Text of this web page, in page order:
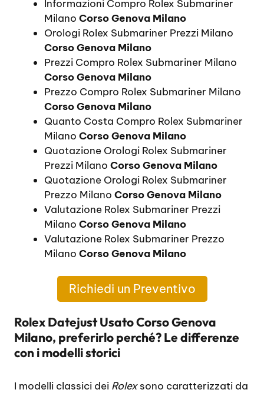
Informazioni Compro Rolex Submariner
Milano Corso Genova Milano
Orologi Rolex Submariner Prezzi Milano
Corso Genova Milano
Prezzi Compro Rolex Submariner Milano
Corso Genova Milano
Prezzo Compro Rolex Submariner Milano
Corso Genova Milano
Quanto Costa Compro Rolex Submariner
Milano Corso Genova Milano
Quotazione Orologi Rolex Submariner
Prezzi Milano Corso Genova Milano
Quotazione Orologi Rolex Submariner
Prezzo Milano Corso Genova Milano
Valutazione Rolex Submariner Prezzi
Milano Corso Genova Milano
Valutazione Rolex Submariner Prezzo
Milano Corso Genova Milano
Richiedi un Preventivo
Rolex Datejust Usato Corso Genova
Milano, preferirlo perché? Le differenze
con i modelli storici
I modelli classici dei Rolexsono caratterizzati da